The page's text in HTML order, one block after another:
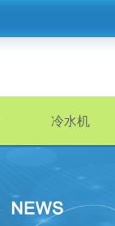
冷水机